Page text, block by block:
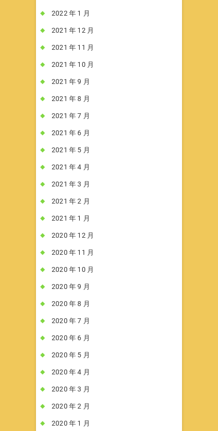
2022 年 1 月
2021 年 12 月
2021 年 11 月
2021 年 10 月
2021 年 9 月
2021 年 8 月
2021 年 7 月
2021 年 6 月
2021 年 5 月
2021 年 4 月
2021 年 3 月
2021 年 2 月
2021 年 1 月
2020 年 12 月
2020 年 11 月
2020 年 10 月
2020 年 9 月
2020 年 8 月
2020 年 7 月
2020 年 6 月
2020 年 5 月
2020 年 4 月
2020 年 3 月
2020 年 2 月
2020 年 1 月